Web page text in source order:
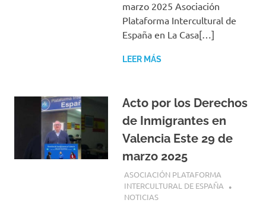
marzo 2025 Asociación
Plataforma Intercultural de
España en La Casa[…]
LEER MÁS
Acto por los Derechos
de Inmigrantes en
Valencia Este 29 de
marzo 2025
27 MARZO, 2025
ASOCIACIÓN PLATAFORMA
INTERCULTURAL DE ESPAÑA
NOTICIAS